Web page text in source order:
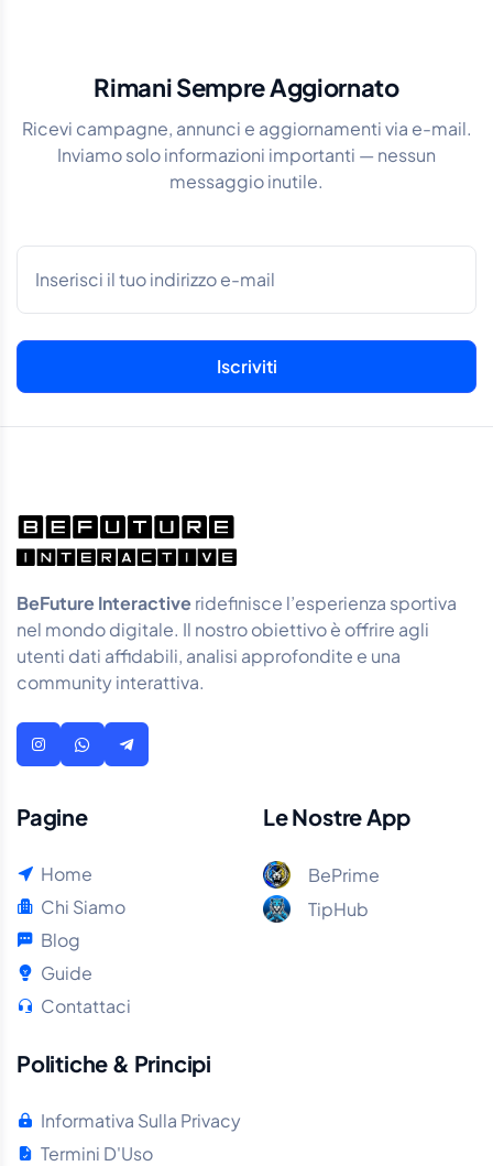
Rimani Sempre Aggiornato
Ricevi campagne, annunci e aggiornamenti via e-mail.
Inviamo solo informazioni importanti — nessun
messaggio inutile.
BeFuture Interactiveridefinisce l’esperienza sportiva
nel mondo digitale. Il nostro obiettivo è offrire agli
utenti dati affidabili, analisi approfondite e una
community interattiva.
Pagine
Home
Chi Siamo
Blog
Guide
Contattaci
Le Nostre App
BePrime
TipHub
Politiche & Principi
Informativa Sulla Privacy
Termini D'Uso